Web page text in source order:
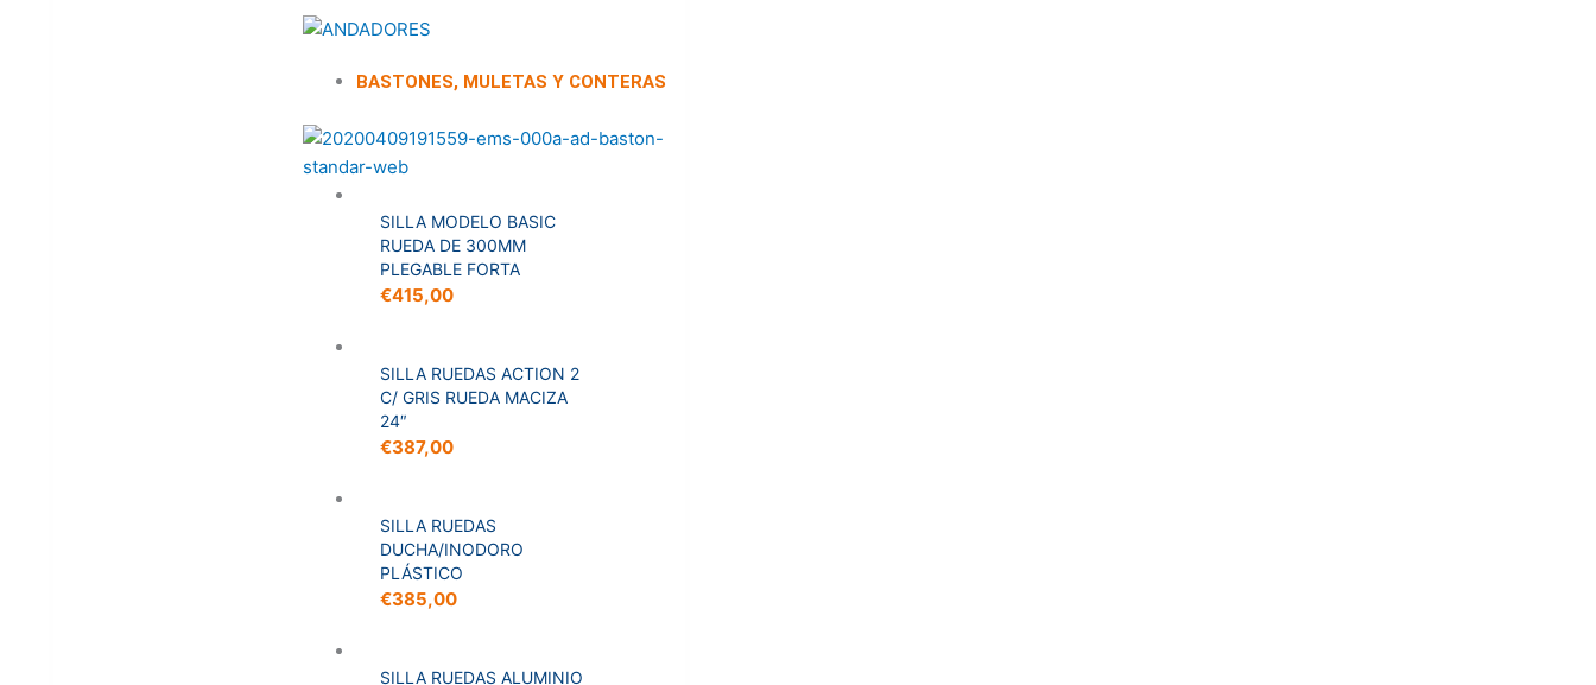
BASTONES, MULETAS Y CONTERAS
SILLA MODELO BASIC
RUEDA DE 300MM
PLEGABLE FORTA
€415,00
SILLA RUEDAS ACTION 2
C/ GRIS RUEDA MACIZA
24″
€387,00
SILLA RUEDAS
DUCHA/INODORO
PLÁSTICO
€385,00
SILLA RUEDAS ALUMINIO